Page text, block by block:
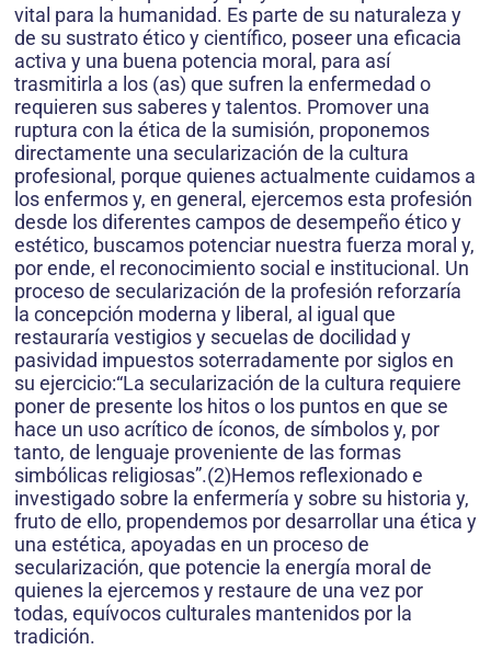
vital para la humanidad. Es parte de su naturaleza y
de su sustrato ético y científico, poseer una eficacia
activa y una buena potencia moral, para así
trasmitirla a los (as) que sufren la enfermedad o
requieren sus saberes y talentos. Promover una
ruptura con la ética de la sumisión, proponemos
directamente una secularización de la cultura
profesional, porque quienes actualmente cuidamos a
los enfermos y, en general, ejercemos esta profesión
desde los diferentes campos de desempeño ético y
estético, buscamos potenciar nuestra fuerza moral y,
por ende, el reconocimiento social e institucional. Un
proceso de secularización de la profesión reforzaría
la concepción moderna y liberal, al igual que
restauraría vestigios y secuelas de docilidad y
pasividad impuestos soterradamente por siglos en
su ejercicio:“La secularización de la cultura requiere
poner de presente los hitos o los puntos en que se
hace un uso acrítico de íconos, de símbolos y, por
tanto, de lenguaje proveniente de las formas
simbólicas religiosas”.(2)Hemos reflexionado e
investigado sobre la enfermería y sobre su historia y,
fruto de ello, propendemos por desarrollar una ética y
una estética, apoyadas en un proceso de
secularización, que potencie la energía moral de
quienes la ejercemos y restaure de una vez por
todas, equívocos culturales mantenidos por la
tradición.